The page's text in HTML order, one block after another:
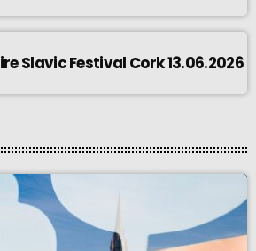
Slavic Festival Cork 13.06.2026